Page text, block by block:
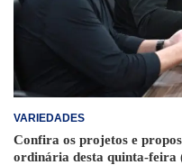
VARIEDADES
Confira os projetos e
ordinária desta quinta-feira